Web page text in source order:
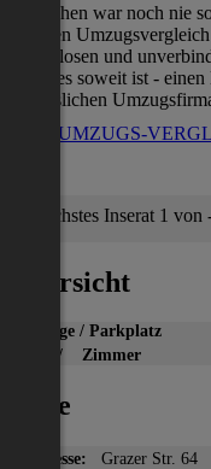
Umziehen war noch nie
direkten
kostenlosen und
wenn es soweit ist -
verlässlichen
ZUM UMZUGS-
Nächstes Inserat 1 von
Übersicht
Garage / Parkplatz
/ Zimmer
Lage
Adresse:
Grazer Str. 64